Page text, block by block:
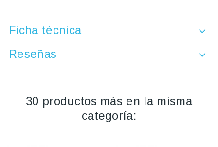
Ficha técnica
Reseñas
30 productos más en la misma
categoría: